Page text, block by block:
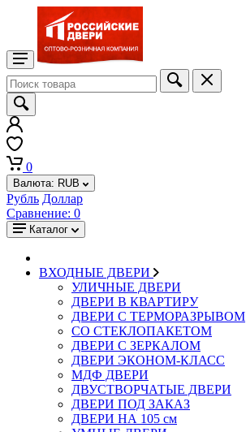
0
Валюта: RUB
Рубль Доллар
Сравнение: 0
Каталог
ВХОДНЫЕ ДВЕРИ
УЛИЧНЫЕ ДВЕРИ
ДВЕРИ В КВАРТИРУ
ДВЕРИ С ТЕРМОРАЗРЫВОМ
СО СТЕКЛОПАКЕТОМ
ДВЕРИ С ЗЕРКАЛОМ
ДВЕРИ ЭКОНОМ-КЛАСС
МДФ ДВЕРИ
ДВУСТВОРЧАТЫЕ ДВЕРИ
ДВЕРИ ПОД ЗАКАЗ
ДВЕРИ НА 105 см